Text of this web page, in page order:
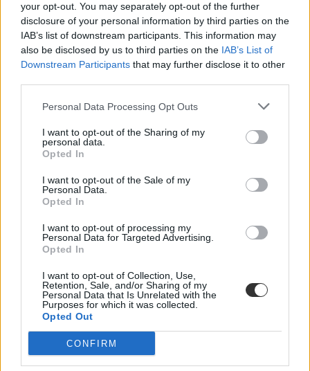
your opt-out. You may separately opt-out of the further
disclosure of your personal information by third parties on the
IAB’s list of downstream participants. This information may
also be disclosed by us to third parties on the IAB’s List of
Downstream Participants that may further disclose it to other
Personal Data Processing Opt Outs
I want to opt-out of the Sharing of my
personal data.
Opted In
I want to opt-out of the Sale of my
Personal Data.
Opted In
I want to opt-out of processing my
Personal Data for Targeted Advertising.
Opted In
I want to opt-out of Collection, Use,
Retention, Sale, and/or Sharing of my
Personal Data that Is Unrelated with the
Purposes for which it was collected.
Opted Out
CONFIRM
A nagyobb, külföldi tulajdonú, Közép-Magyarországon
elhelyezkedő, és exportra termelő cégek szívják fel a legtöbb
pályakezdő közgazdászt és pénzügyest. A kisebb cégek sokat
akarnak alkalmazottaiktól, és jobban félnek a friss diplomásoktól, -
akik viszont a Big4-ról álmodoznak, fizetési igényeik pedig sokszor